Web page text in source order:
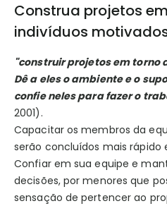
Construa projetos
indivíduos
"construir projetos em torno
Dê a eles o ambiente e o
confie neles para fazer o
2001).
Capacitar os membros da
serão concluídos mais rápido
Confiar em sua equipe e
decisões, por menores que
sensação de pertencer ao